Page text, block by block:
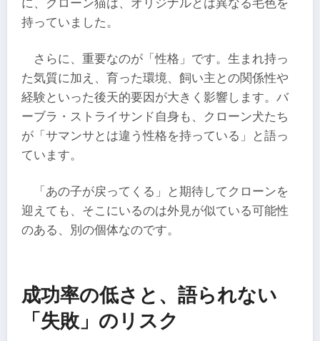
に、クローン猫は、オリジナルとは異なる毛色を
持っていました。
さらに、重要なのが「性格」です。生まれ持っ
た気質に加え、育った環境、飼い主との関係性や
経験といった後天的要因が大きく影響します。バ
ーブラ・ストライサンド自身も、クローン犬たち
が「サマンサとは違う性格を持っている」と語っ
ています。
「あの子が戻ってくる」と期待してクローンを
迎えても、そこにいるのは外見が似ている可能性
のある、別の個体なのです。
成功率の低さと、語られない
「失敗」のリスク